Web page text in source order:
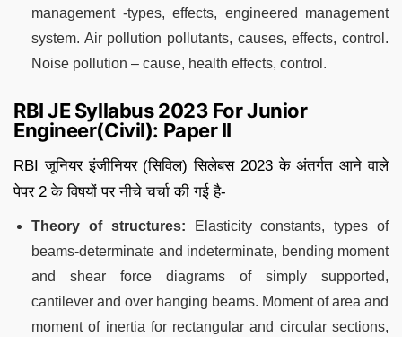
management -types, effects, engineered management
system. Air pollution pollutants, causes, effects, control.
Noise pollution – cause, health effects, control.
RBI JE Syllabus 2023 For Junior
Engineer(Civil): Paper II
RBI जूनियर इंजीनियर (सिविल) सिलेबस 2023 के अंतर्गत आने वाले
पेपर 2 के विषयों पर नीचे चर्चा की गई है-
Theory of structures: Elasticity constants, types of
beams-determinate and indeterminate, bending moment
and shear force diagrams of simply supported,
cantilever and over hanging beams. Moment of area and
moment of inertia for rectangular and circular sections,